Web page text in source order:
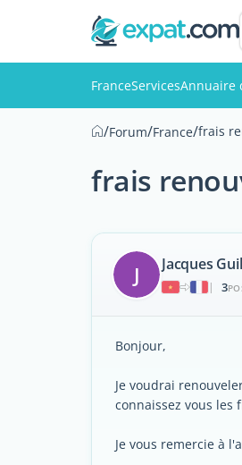
FranceServicesAnnuaire
/Forum/France/frais
frais
J Jacques
|
3
Bonjour,
Je voudrai
connaissez vous les
Je vous remercie à